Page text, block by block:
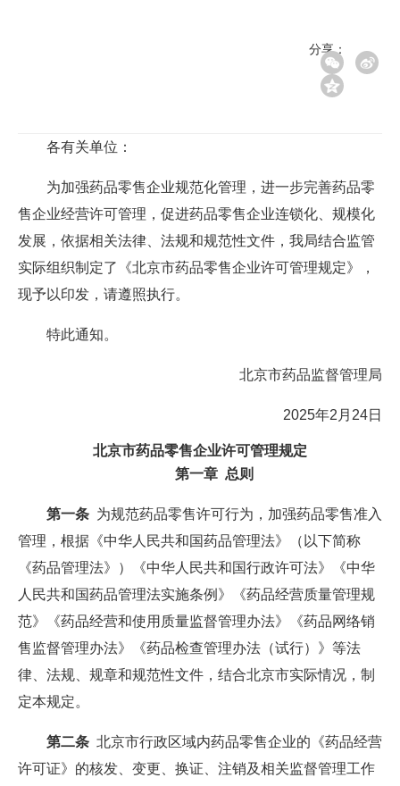
分享：
各有关单位：
为加强药品零售企业规范化管理，进一步完善药品零
售企业经营许可管理，促进药品零售企业连锁化、规模化
发展，依据相关法律、法规和规范性文件，我局结合监管
实际组织制定了《北京市药品零售企业许可管理规定》，
现予以印发，请遵照执行。
特此通知。
北京市药品监督管理局
2025年2月24日
北京市药品零售企业许可管理规定
第一章 总则
第一条 为规范药品零售许可行为，加强药品零售准入
管理，根据《中华人民共和国药品管理法》（以下简称
《药品管理法》）《中华人民共和国行政许可法》《中华
人民共和国药品管理法实施条例》《药品经营质量管理规
范》《药品经营和使用质量监督管理办法》《药品网络销
售监督管理办法》《药品检查管理办法（试行）》等法
律、法规、规章和规范性文件，结合北京市实际情况，制
定本规定。
第二条 北京市行政区域内药品零售企业的《药品经营
许可证》的核发、变更、换证、注销及相关监督管理工作